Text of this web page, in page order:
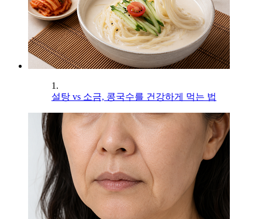
1.
설탕 vs 소금, 콩국수를 건강하게 먹는 법